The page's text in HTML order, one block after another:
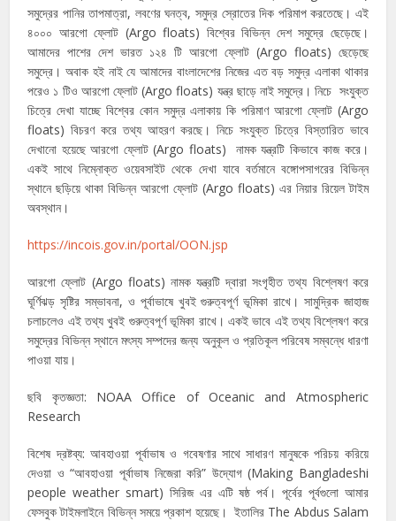
সমুদ্রের পানির তাপমাত্রা, লবণের ঘনত্ব, সমুদ্র স্রোতের দিক পরিমাপ করতেছে। এই
৪০০০ আরগো ফ্লোট (Argo floats) বিশ্বের বিভিন্ন দেশ সমুদ্রে ছেড়েছে।
আমাদের পাশের দেশ ভারত ১২৪ টি আরগো ফ্লোট (Argo floats) ছেড়েছে
সমুদ্রে। অবাক হই নাই যে আমাদের বাংলাদেশের নিজের এত বড় সমুদ্র এলাকা থাকার
পরেও ১ টিও আরগো ফ্লোট (Argo floats) যন্ত্র ছাড়ে নাই সমুদ্রে। নিচে সংযুক্ত
চিত্রে দেখা যাচ্ছে বিশ্বের কোন সমুদ্র এলাকায় কি পরিমাণ আরগো ফ্লোট (Argo
floats) বিচরণ করে তথ্য আহরণ করছে। নিচে সংযুক্ত চিত্রে বিস্তারিত ভাবে
দেখানো হয়েছে আরগো ফ্লোট (Argo floats) নামক যন্ত্রটি কিভাবে কাজ করে।
একই সাথে নিম্নোক্ত ওয়েবসাইট থেকে দেখা যাবে বর্তমানে বঙ্গোপসাগরের বিভিন্ন
স্থানে ছড়িয়ে থাকা বিভিন্ন আরগো ফ্লোট (Argo floats) এর নিয়ার রিয়েল টাইম
অবস্থান।
https://incois.gov.in/portal/OON.jsp
আরগো ফ্লোট (Argo floats) নামক যন্ত্রটি দ্বারা সংগৃহীত তথ্য বিশ্লেষণ করে
ঘূর্ণিঝড় সৃষ্টির সম্ভাবনা, ও পূর্বাভাষে খুবই গুরুত্বপূর্ণ ভূমিকা রাখে। সামুদ্রিক জাহাজ
চলাচলেও এই তথ্য খুবই গুরুত্বপূর্ণ ভূমিকা রাখে। একই ভাবে এই তথ্য বিশ্লেষণ করে
সমুদ্রের বিভিন্ন স্থানে মৎস্য সম্পদের জন্য অনুকূল ও প্রতিকূল পরিবেষ সম্বন্ধে ধারণা
পাওয়া যায়।
ছবি কৃতজ্ঞতা: NOAA Office of Oceanic and Atmospheric
Research
বিশেষ দ্রষ্টব্য: আবহাওয়া পূর্বাভাষ ও গবেষণার সাথে সাধারণ মানুষকে পরিচয় করিয়ে
দেওয়া ও “আবহাওয়া পূর্বাভাষ নিজেরা করি” উদ্যোগ (Making Bangladeshi
people weather smart) সিরিজ এর এটি ষষ্ঠ পর্ব। পূর্বের পূর্বগুলো আমার
ফেসবুক টাইমলাইনে বিভিন্ন সময়ে প্রকাশ হয়েছে। ইতালির The Abdus Salam